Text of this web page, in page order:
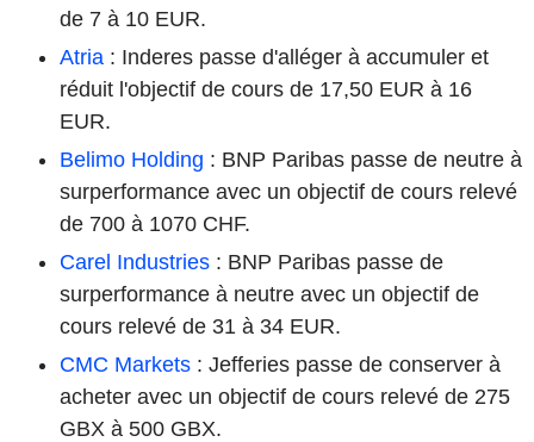
de 7 à 10 EUR.
Atria : Inderes passe d'alléger à accumuler et
réduit l'objectif de cours de 17,50 EUR à 16
EUR.
Belimo Holding : BNP Paribas passe de neutre à
surperformance avec un objectif de cours relevé
de 700 à 1070 CHF.
Carel Industries : BNP Paribas passe de
surperformance à neutre avec un objectif de
cours relevé de 31 à 34 EUR.
CMC Markets : Jefferies passe de conserver à
acheter avec un objectif de cours relevé de 275
GBX à 500 GBX.